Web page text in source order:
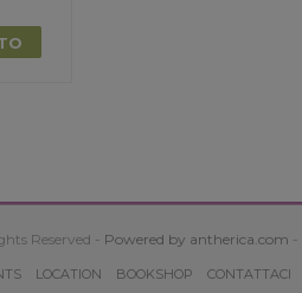
Reserved - Powered by antherica.com -
LOCATION BOOKSHOP CONTATTACI